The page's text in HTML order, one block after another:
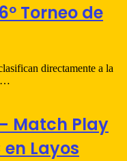
Torneo de
directamente a la
Match Play
en Layos